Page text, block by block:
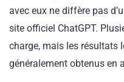
avec eux ne diffère pas
site officiel ChatGPT.
charge, mais les résultats
généralement obtenus en